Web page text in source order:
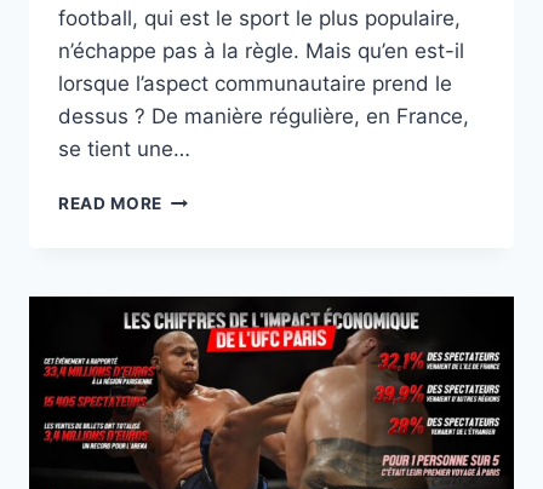
football, qui est le sport le plus populaire,
n’échappe pas à la règle. Mais qu’en est-il
lorsque l’aspect communautaire prend le
dessus ? De manière régulière, en France,
se tient une…
READ MORE « COUPE
…
DES
QUARTIERS » :
QUAND
LE
SPORT
DIVISE
AU